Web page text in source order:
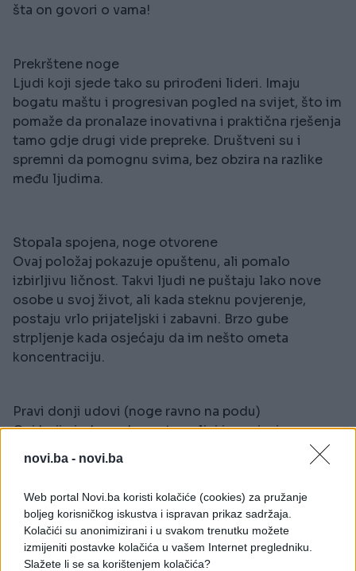
novi.ba - novi.ba
Web portal Novi.ba koristi kolačiće (cookies) za pružanje
boljeg korisničkog iskustva i ispravan prikaz sadržaja.
Kolačići su anonimizirani i u svakom trenutku možete
izmijeniti postavke kolačića u vašem Internet pregledniku.
Slažete li se sa korištenjem kolačića?
šta on govori o vama!
Prekrštene noge
Ljudi koji sjede tako su prirođeni lideri. Imaju
bogatu maštu i progresivan pogled na svijet, što im
pomaže da pronalaze inovativna i praktična rješenja
tamo gdje drugi vide prepreke. Društveni su i
spremni da pomognu svima, bez obzira na razlike
među ljudima.
Stopala spojena, noge otvorene
Ovaj položaj pokazuje opuštenu, ali pomalo
izbirljivu ličnost. Takvi ljudi ne puštaju lako nove
osobe u svoj život, ali kada steknu povjerenje,
postaju vrlo prijateljski i zabavni. Brzo gube
strpljenje kada osjećaju da im nešto ometa
koncentraciju.
Pravi donji udovi (noge ravno na podu)
Oni koji sjede ovako su temeljni i precizni, ne
podnose kašnjenje i netačnost, a dramatičnost i
osjetljivost su dio njihove prirode. Inteligentni su i
su radoznali i željni učenja.
Noge spojene i nagnute